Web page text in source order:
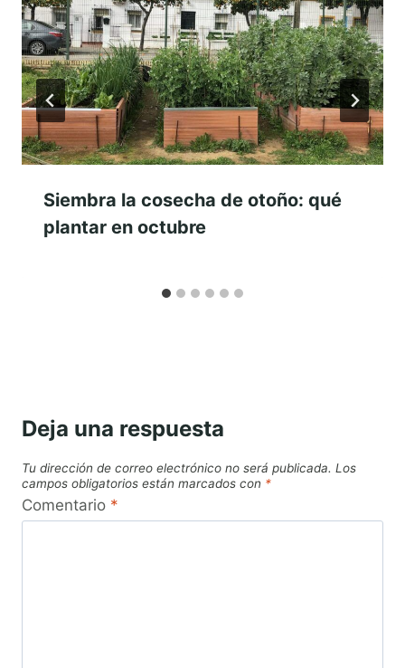
Siembra la cosecha de otoño: qué
plantar en octubre
Deja una respuesta
Tu dirección de correo electrónico no será publicada. Los
campos obligatorios están marcados con *
Comentario *